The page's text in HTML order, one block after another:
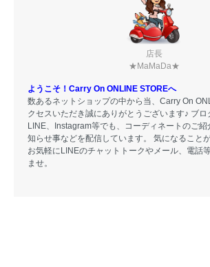
店長
★MaMaDa★
ようこそ！Carry On ONLINE STOREへ
数あるネットショップの中から当、Carry On
クセスいただき誠にありがとうございます♪ ブ
LINE、Instagram等でも、コーディネートのご紹
知らせ事などを配信しています。 気になること
お気軽にLINEのチャットトークやメール、電話
ませ。